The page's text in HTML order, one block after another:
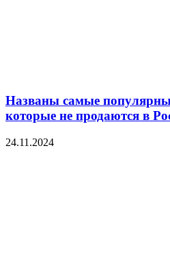
Названы самые
которые не продаются в
24.11.2024